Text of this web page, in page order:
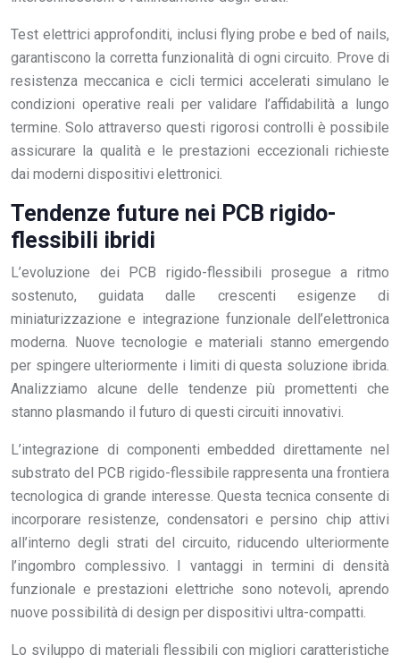
Test elettrici approfonditi, inclusi flying probe e bed of nails,
garantiscono la corretta funzionalità di ogni circuito. Prove di
resistenza meccanica e cicli termici accelerati simulano le
condizioni operative reali per validare l’affidabilità a lungo
termine. Solo attraverso questi rigorosi controlli è possibile
assicurare la qualità e le prestazioni eccezionali richieste
dai moderni dispositivi elettronici.
Tendenze future nei PCB rigido-
flessibili ibridi
L’evoluzione dei PCB rigido-flessibili prosegue a ritmo
sostenuto, guidata dalle crescenti esigenze di
miniaturizzazione e integrazione funzionale dell’elettronica
moderna. Nuove tecnologie e materiali stanno emergendo
per spingere ulteriormente i limiti di questa soluzione ibrida.
Analizziamo alcune delle tendenze più promettenti che
stanno plasmando il futuro di questi circuiti innovativi.
L’integrazione di componenti embedded direttamente nel
substrato del PCB rigido-flessibile rappresenta una frontiera
tecnologica di grande interesse. Questa tecnica consente di
incorporare resistenze, condensatori e persino chip attivi
all’interno degli strati del circuito, riducendo ulteriormente
l’ingombro complessivo. I vantaggi in termini di densità
funzionale e prestazioni elettriche sono notevoli, aprendo
nuove possibilità di design per dispositivi ultra-compatti.
Lo sviluppo di materiali flessibili con migliori caratteristiche